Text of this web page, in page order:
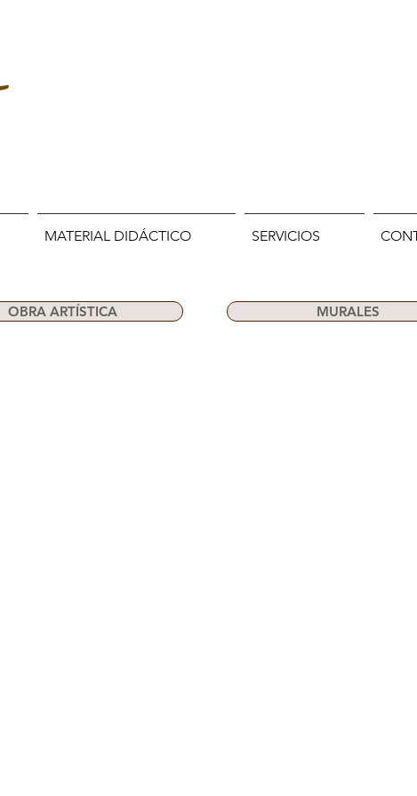
MATERIAL DIDÁCTICO SERVICIOS
OBRA ARTÍSTICA MURALES